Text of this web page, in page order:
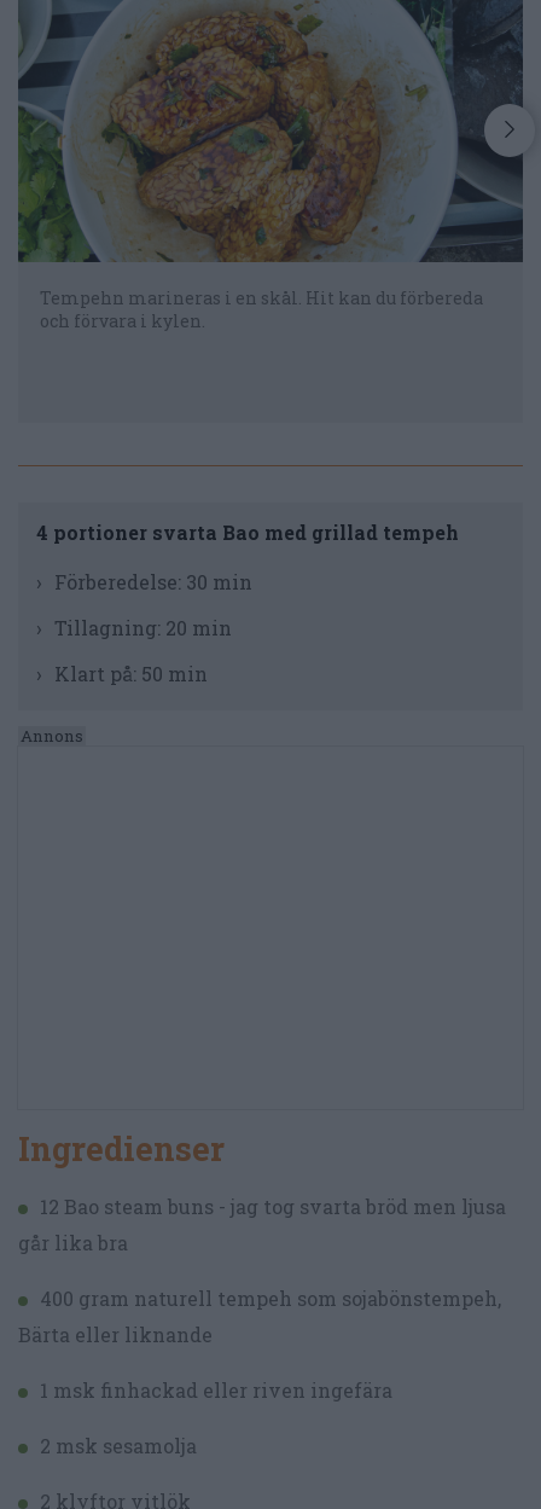
Tempehn marineras i en skål. Hit kan du förbereda
och förvara i kylen.
4 portioner svarta Bao med grillad tempeh
Förberedelse: 30 min
Tillagning: 20 min
Klart på: 50 min
Ingredienser
12 Bao steam buns - jag tog svarta bröd men ljusa
går lika bra
400 gram naturell tempeh som sojabönstempeh,
Bärta eller liknande
1 msk finhackad eller riven ingefära
2 msk sesamolja
2 klyftor vitlök